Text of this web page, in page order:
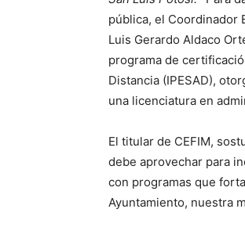
pública, el Coordinador
Luis Gerardo Aldaco
programa de
Distancia (IPESAD),
una licenciatura en
El titular de CEFIM,
debe aprovechar para
con programas que
Ayuntamiento, nuestra